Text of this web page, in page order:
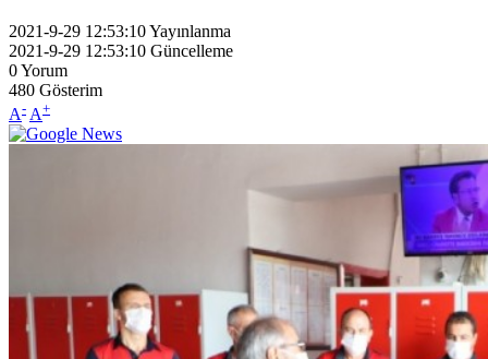
2021-9-29 12:53:10Yayınlanma
2021-9-29 12:53:10 Güncelleme
0Yorum
480 Gösterim
A- A+